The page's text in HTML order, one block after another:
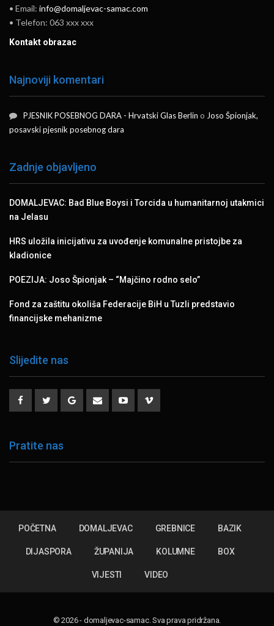
• Email: info@domaljevac-samac.com
• Telefon: 063 xxx xxx
Kontakt obrazac
Najnoviji komentari
PJESNIK POSEBNOG DARA - Hrvatski Glas Berlin o Joso Špionjak,
posavski pjesnik posebnog dara
Zadnje objavljeno
DOMALJEVAC: Bad Blue Boysi i Torcida u humanitarnoj utakmici
na Jelasu
HRS uložila inicijativu za uvođenje komunalne pristojbe za
kladionice
POEZIJA: Joso Špionjak – “Majčino rodno selo”
Fond za zaštitu okoliša Federacije BiH u Tuzli predstavio
financijske mehanizme
Slijedite nas
Pratite nas
POČETNA DOMALJEVAC GREBNICE BAZIK
DIJASPORA ŽUPANIJA KOLUMNE BOX
VIJESTI VIDEO
© 2026 - domaljevac-samac. Sva prava pridržana.